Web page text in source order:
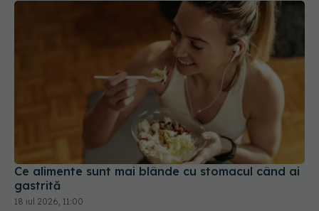
Ce alimente sunt mai blânde cu stomacul când ai
18 iul 2026, 11:00